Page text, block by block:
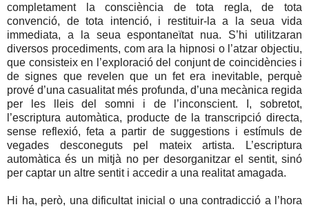
completament la consciència de tota regla, de tota
convenció, de tota intenció, i restituir-la a la seua vida
immediata, a la seua espontaneïtat nua. S’hi utilitzaran
diversos procediments, com ara la hipnosi o l’atzar objectiu,
que consisteix en l’exploració del conjunt de coincidències i
de signes que revelen que un fet era inevitable, perquè
prové d’una casualitat més profunda, d’una mecànica regida
per les lleis del somni i de l’inconscient. I, sobretot,
l’escriptura automàtica, producte de la transcripció directa,
sense reflexió, feta a partir de suggestions i estímuls de
vegades desconeguts pel mateix artista. L’escriptura
automàtica és un mitjà no per desorganitzar el sentit, sinó
per captar un altre sentit i accedir a una realitat amagada.
Hi ha, però, una dificultat inicial o una contradicció a l’hora